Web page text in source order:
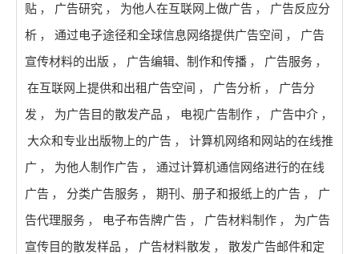
贴 ， 广告研究 ， 为他人在互联网上做广告 ，
广告反应分
析 ， 通过电子途径和全球信息网络提供广告空间 ，
广告
宣传材料的出版 ， 广告编辑、制作和传播 ， 广告服务 ，
在互联网上提供和出租广告空间 ， 广告分析 ，
广告分
发 ， 为广告目的散发产品 ， 电视广告制作 ， 广告中介 ，
大众和专业出版物上的广告 ，
计算机网络和网站的在线推
广 ， 为他人制作广告 ，
通过计算机通信网络进行的在线
广告 ， 分类广告服务 ， 期刊、册子和报纸上的广告 ，
广
告代理服务 ， 电子布告牌广告 ， 广告材料制作 ，
为广告
宣传目的散发样品 ， 广告材料散发 ，
散发广告邮件和定